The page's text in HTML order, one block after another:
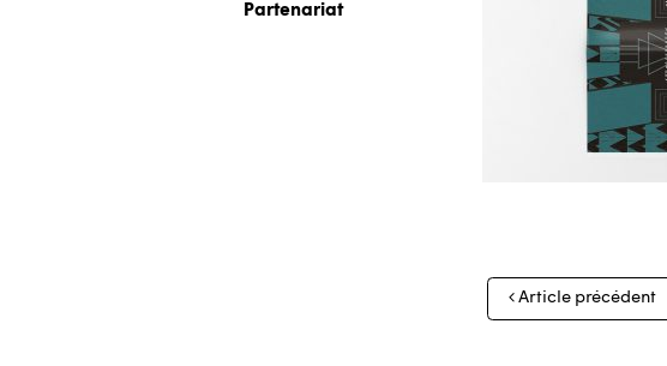
Partenariat
Navigation
des
Article précédent